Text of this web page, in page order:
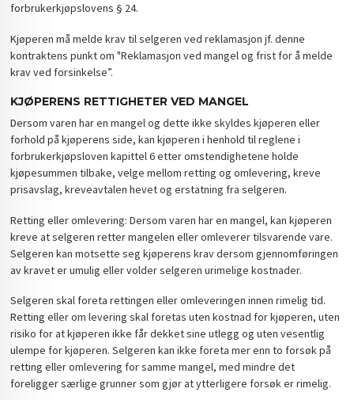
forbrukerkjøpslovens § 24.
Kjøperen må melde krav til selgeren ved reklamasjon jf. denne
kontraktens punkt om "Reklamasjon ved mangel og frist for å melde
krav ved forsinkelse”.
KJØPERENS RETTIGHETER VED MANGEL
Dersom varen har en mangel og dette ikke skyldes kjøperen eller
forhold på kjøperens side, kan kjøperen i henhold til reglene i
forbrukerkjøpsloven kapittel 6 etter omstendighetene holde
kjøpesummen tilbake, velge mellom retting og omlevering, kreve
prisavslag, kreveavtalen hevet og erstatning fra selgeren.
Retting eller omlevering: Dersom varen har en mangel, kan kjøperen
kreve at selgeren retter mangelen eller omleverer tilsvarende vare.
Selgeren kan motsette seg kjøperens krav dersom gjennomføringen
av kravet er umulig eller volder selgeren urimelige kostnader.
Selgeren skal foreta rettingen eller omleveringen innen rimelig tid.
Retting eller om levering skal foretas uten kostnad for kjøperen, uten
risiko for at kjøperen ikke får dekket sine utlegg og uten vesentlig
ulempe for kjøperen. Selgeren kan ikke foreta mer enn to forsøk på
retting eller omlevering for samme mangel, med mindre det
foreligger særlige grunner som gjør at ytterligere forsøk er rimelig.